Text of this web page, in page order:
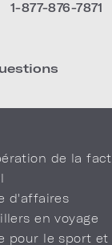
1-877-876-7871
de la
d'affaires
en voyage
pour le sport et